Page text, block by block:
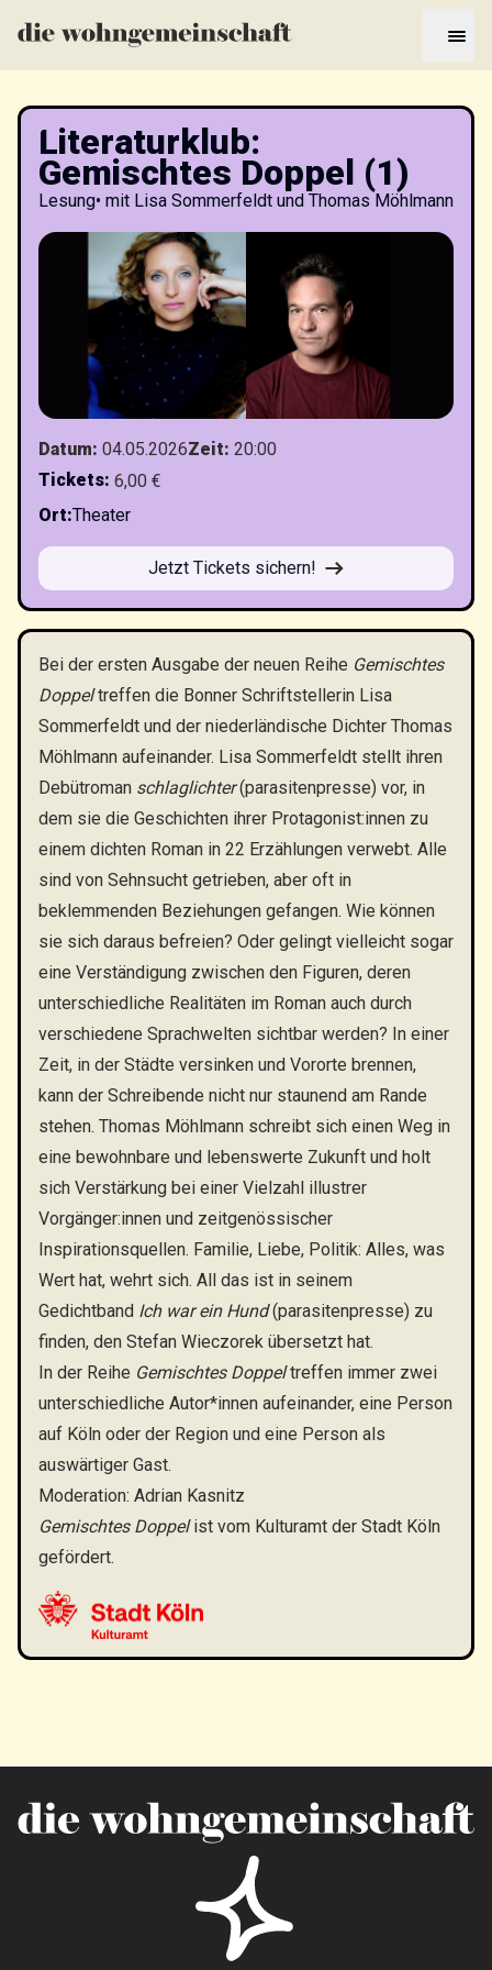
Literaturklub:
Gemischtes Doppel (1)
Lesung• mit Lisa Sommerfeldt und Thomas Möhlmann
Datum: 04.05.2026Zeit: 20:00
Tickets: 6,00 €
Ort:Theater
Jetzt Tickets sichern!
Bei der ersten Ausgabe der neuen Reihe Gemischtes
Doppeltreffen die Bonner Schriftstellerin Lisa
Sommerfeldt und der niederländische Dichter Thomas
Möhlmann aufeinander. Lisa Sommerfeldt stellt ihren
Debütroman schlaglichter(parasitenpresse) vor, in
dem sie die Geschichten ihrer Protagonist:innen zu
einem dichten Roman in 22 Erzählungen verwebt. Alle
sind von Sehnsucht getrieben, aber oft in
beklemmenden Beziehungen gefangen. Wie können
sie sich daraus befreien? Oder gelingt vielleicht sogar
eine Verständigung zwischen den Figuren, deren
unterschiedliche Realitäten im Roman auch durch
verschiedene Sprachwelten sichtbar werden? In einer
Zeit, in der Städte versinken und Vororte brennen,
kann der Schreibende nicht nur staunend am Rande
stehen. Thomas Möhlmann schreibt sich einen Weg in
eine bewohnbare und lebenswerte Zukunft und holt
sich Verstärkung bei einer Vielzahl illustrer
Vorgänger:innen und zeitgenössischer
Inspirationsquellen. Familie, Liebe, Politik: Alles, was
Wert hat, wehrt sich. All das ist in seinem
Gedichtband Ich war ein Hund(parasitenpresse) zu
finden, den Stefan Wieczorek übersetzt hat.
In der Reihe Gemischtes Doppeltreffen immer zwei
unterschiedliche Autor*innen aufeinander, eine Person
auf Köln oder der Region und eine Person als
auswärtiger Gast.
Moderation: Adrian Kasnitz
Gemischtes Doppelist vom Kulturamt der Stadt Köln
gefördert.